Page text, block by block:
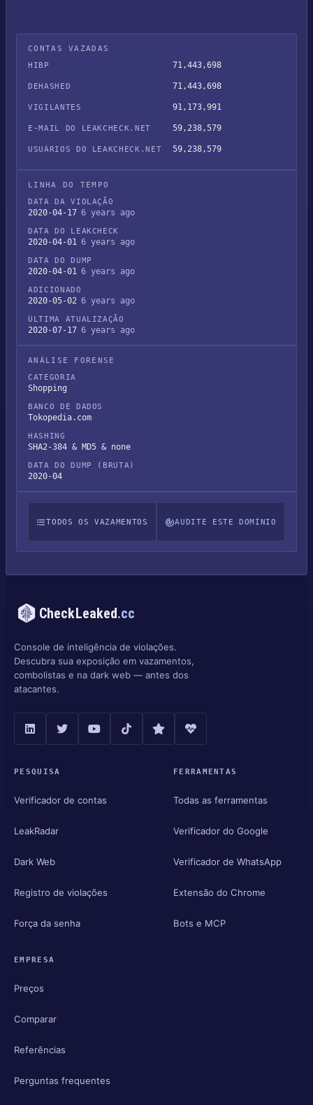
CONTAS VAZADAS
HIBP
71,443,698
DEHASHED 71,443,698
VIGILANTES 91,173,991
E-MAIL DO LEAKCHECK.NET 59,238,579
USUÁRIOS DO LEAKCHECK.NET 59,238,579
LINHA DO TEMPO
DATA DA VIOLAÇÃO
2020-04-17 6 years ago
DATA DO LEAKCHECK
2020-04-01 6 years ago
DATA DO DUMP
2020-04-01 6 years ago
ADICIONADO
2020-05-02 6 years ago
ÚLTIMA ATUALIZAÇÃO
2020-07-17 6 years ago
ANÁLISE FORENSE
CATEGORIA
Shopping
BANCO DE DADOS
Tokopedia.com
HASHING
SHA2-384 & MD5 & none
DATA DO DUMP (BRUTA)
2020-04
TODOS OS VAZAMENTOS AUDITE ESTE DOMÍNIO
CheckLeaked.cc
Console de inteligência de violações.
Descubra sua exposição em vazamentos,
combolistas e na dark web — antes dos
atacantes.
PESQUISA
Verificador de contas
LeakRadar
Dark Web
Registro de violações
Força da senha
FERRAMENTAS
Todas as ferramentas
Verificador do Google
Verificador de WhatsApp
Extensão do Chrome
Bots e MCP
EMPRESA
Preços
Comparar
Referências
Perguntas frequentes